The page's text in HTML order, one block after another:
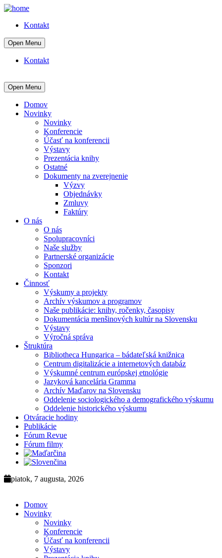
Kontakt
Open Menu
Kontakt
Open Menu
Domov
Novinky
Novinky
Konferencie
Účasť na konferencii
Výstavy
Prezentácia knihy
Ostatné
Dokumenty na zverejnenie
Výzvy
Objednávky
Zmluvy
Faktúry
O nás
O nás
Spolupracovníci
Naše služby
Partnerské organizácie
Sponzori
Kontakt
Činnosť
Výskumy a projekty
Archív výskumov a programov
Naše publikácie: knihy, ročenky, časopisy
Dokumentácia menšinových kultúr na Slovensku
Výstavy
Výročná správa
Štruktúra
Bibliotheca Hungarica – bádateľská knižnica
Centrum digitalizácie a internetových databáz
Výskumné centrum európskej etnológie
Jazyková kancelária Gramma
Archív Maďarov na Slovensku
Oddelenie sociologického a demografického výskumu
Oddelenie historického výskumu
Otváracie hodiny
Publikácie
Fórum Revue
Fórum filmy
piatok, 7 augusta, 2026
Domov
Novinky
Novinky
Konferencie
Účasť na konferencii
Výstavy